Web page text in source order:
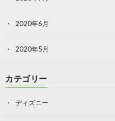
2020年6月
2020年5月
カテゴリー
ディズニー